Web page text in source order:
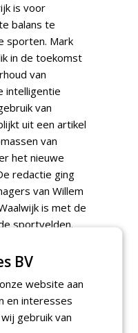
is voor
balans te
sporten. Mark
in de toekomst
van
intelligentie
van
uit een artikel
van
het nieuwe
redactie ging
van Willem
is met de
sportvelden.
en de Sport
voor
de trip met
Frankrijk,
BV
website aan
en interesses
gebruik van